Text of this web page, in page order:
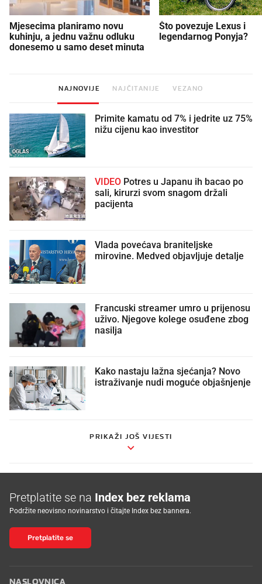
Mjesecima planiramo novu
kuhinju, a jednu važnu odluku
donesemo u samo deset minuta
Što povezuje Lexus i
legendarnog Ponyja?
NAJNOVIJE NAJČITANIJE VEZANO
OGLAS
Primite kamatu od 7% i jedrite uz 75%
nižu cijenu kao investitor
VIDEO
sali, kirurzi svom snagom držali
pacijenta
Vlada povećava braniteljske
mirovine. Medved objavljuje detalje
Francuski streamer umro u prijenosu
uživo. Njegove kolege osuđene zbog
nasilja
Kako nastaju lažna sjećanja? Novo
istraživanje nudi moguće objašnjenje
PRIKAŽI JOŠ VIJESTI
Pretplatite se na Index bez reklama
Podržite neovisno novinarstvo i čitajte Index bez bannera.
Pretplatite se
NASLOVNICA